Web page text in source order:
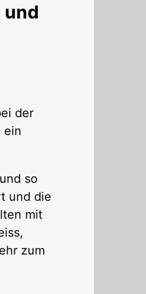
und
der
ein
so
und die
mit
zum